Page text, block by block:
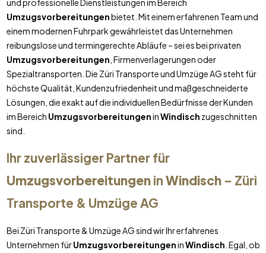
und professionelle Dienstleistungen im Bereich
Umzugsvorbereitungenbietet. Mit einem erfahrenen Team und
einem modernen Fuhrpark gewährleistet das Unternehmen
reibungslose und termingerechte Abläufe – sei es bei privaten
Umzugsvorbereitungen , Firmenverlagerungen oder
Spezialtransporten. Die Züri Transporte und Umzüge AG steht für
höchste Qualität, Kundenzufriedenheit und maßgeschneiderte
Lösungen, die exakt auf die individuellen Bedürfnisse der Kunden
im Bereich UmzugsvorbereitungeninWindisch zugeschnitten
sind.
Ihr zuverlässiger Partner für
UmzugsvorbereitungeninWindisch– Züri
Transporte & Umzüge AG
Bei Züri Transporte & Umzüge AG sind wir Ihr erfahrenes
Unternehmen fürUmzugsvorbereitungeninWindisch . Egal, ob